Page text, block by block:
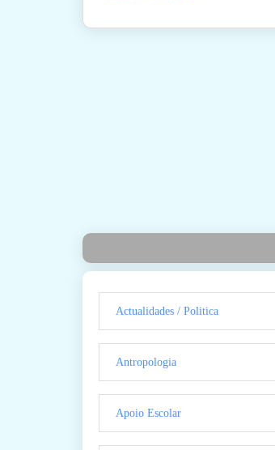
Actualidades / Politica
Antropologia
Apoio Escolar